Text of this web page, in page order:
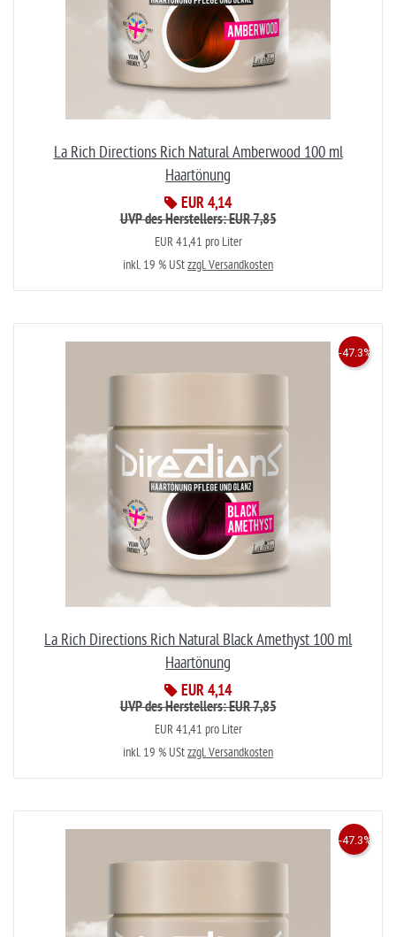
La Rich Directions Rich Natural Amberwood 100 ml
Haartönung
EUR 4,14
UVP des Herstellers: EUR 7,85
EUR 41,41 pro Liter
inkl. 19 % UStzzgl. Versandkosten
La Rich Directions Rich Natural Black Amethyst 100 ml
Haartönung
EUR 4,14
-47.3%
UVP des Herstellers: EUR 7,85
EUR 41,41 pro Liter
inkl. 19 % UStzzgl. Versandkosten
-47.3%